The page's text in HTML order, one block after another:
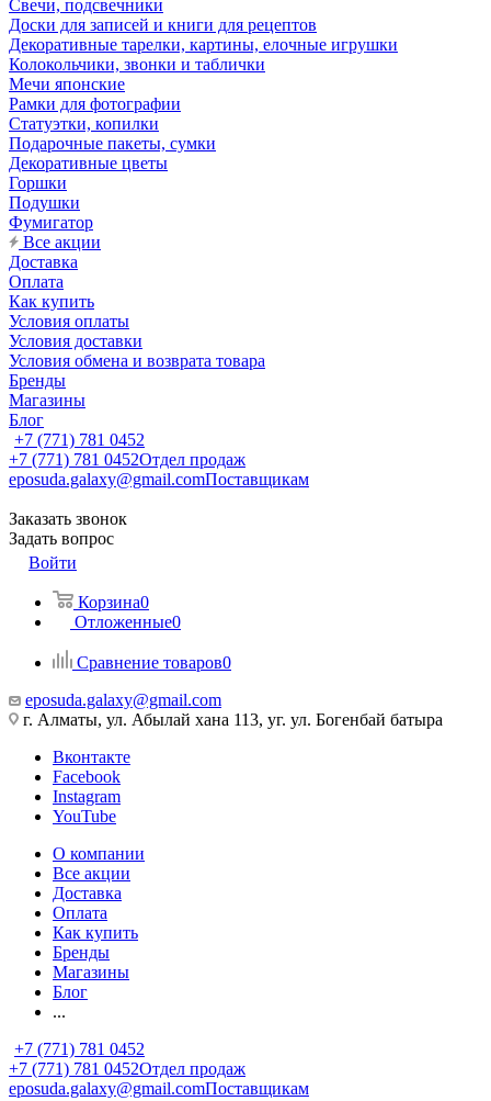
Свечи, подсвечники
Доски для записей и книги для рецептов
Декоративные тарелки, картины, елочные игрушки
Колокольчики, звонки и таблички
Мечи японские
Рамки для фотографии
Статуэтки, копилки
Подарочные пакеты, сумки
Декоративные цветы
Горшки
Подушки
Фумигатор
Все акции
Доставка
Оплата
Как купить
Условия оплаты
Условия доставки
Условия обмена и возврата товара
Бренды
Магазины
Блог
+7 (771) 781 0452
+7 (771) 781 0452Отдел продаж
eposuda.galaxy@gmail.comПоставщикам
Заказать звонок
Задать вопрос
Войти
Корзина0
Отложенные0
Сравнение товаров0
eposuda.galaxy@gmail.com
г. Алматы, ул. Абылай хана 113, уг. ул. Богенбай батыра
Вконтакте
Facebook
Instagram
YouTube
О компании
Все акции
Доставка
Оплата
Как купить
Бренды
Магазины
Блог
...
+7 (771) 781 0452
+7 (771) 781 0452Отдел продаж
eposuda.galaxy@gmail.comПоставщикам